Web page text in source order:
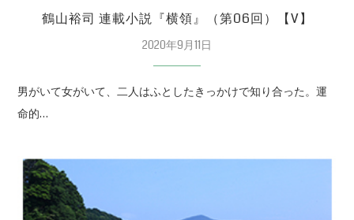
鶴山裕司 連載小説『横領』（第06回）【V】
2020年9月11日
男がいて女がいて、二人はふとしたきっかけで知り合った。運
命的…